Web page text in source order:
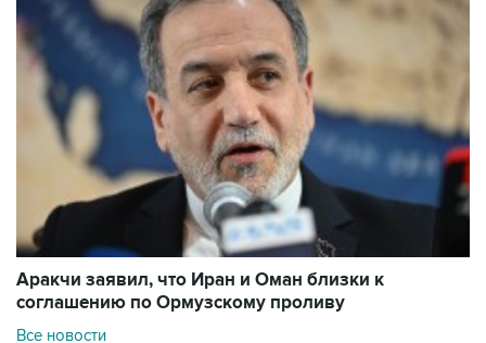
Аракчи заявил, что Иран и Оман близки к
соглашению по Ормузскому проливу
Все новости